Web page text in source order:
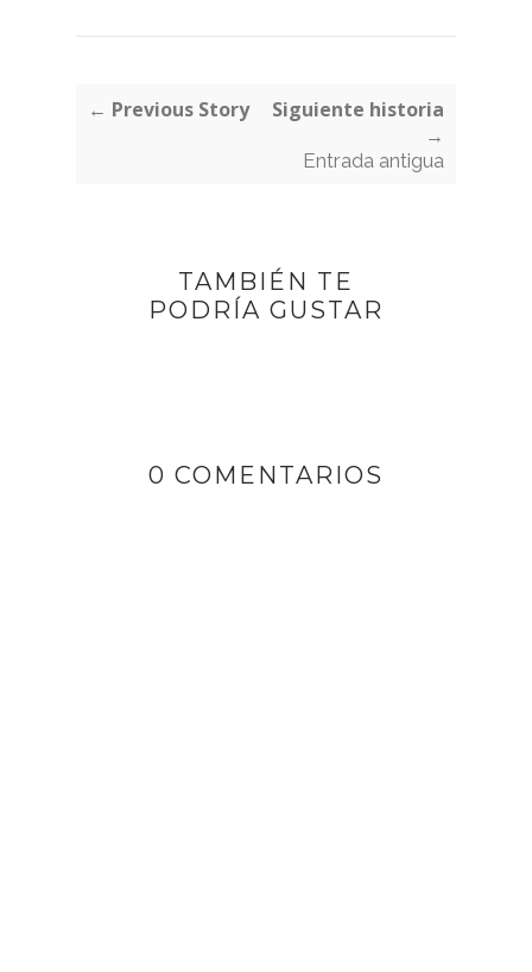
← Previous Story
Siguiente historia
→
Entrada antigua
TAMBIÉN TE
PODRÍA GUSTAR
0 COMENTARIOS